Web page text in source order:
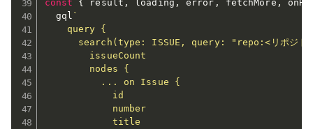
const { result , loading , error , fetchMore ,
  gql
`
    query {
search(type: ISSUE, query: "repo:<リポジ
        issueCount
        nodes {
          ... on Issue {
            id
            number
            title